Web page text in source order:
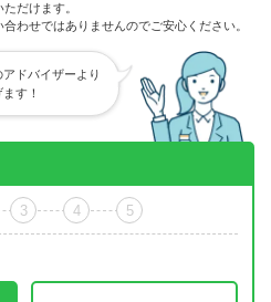
だけます。
わせではありませんのでご安心ください。
ドバイザーより
す！
3 4 5